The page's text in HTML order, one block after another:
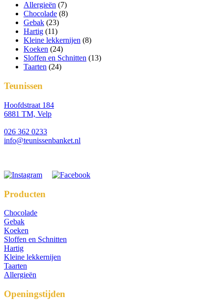
Allergieën (7)
Chocolade (8)
Gebak (23)
Hartig (11)
Kleine lekkernijen (8)
Koeken (24)
Sloffen en Schnitten (13)
Taarten (24)
Teunissen
Hoofdstraat 184
6881 TM, Velp
026 362 0233
info@teunissenbanket.nl
Producten
Chocolade
Gebak
Koeken
Sloffen en Schnitten
Hartig
Kleine lekkernijen
Taarten
Allergieën
Openingstijden